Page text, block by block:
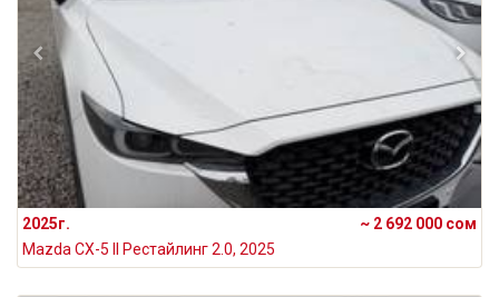
2025г.
~ 2 692 000 сом
Mazda CX-5 II Рестайлинг 2.0, 2025